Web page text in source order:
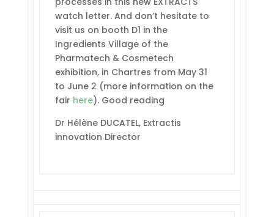
watch letter. And don’t hesitate to
visit us on booth D1 in the
Ingredients Village of the
Pharmatech & Cosmetech
exhibition, in Chartres from May 31
to June 2 (more information on the
fair here). Good reading
Dr Hélène DUCATEL, Extractis
innovation Director